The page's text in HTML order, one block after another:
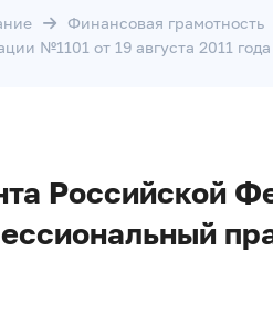
Финансовая грамотность
№1101 от 19 августа 2011
Российской